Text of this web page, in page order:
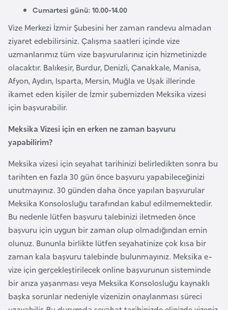
Cumartesi günü: 10.00-14.00
Vize Merkezi İzmir Şubesini her zaman randevu almadan
ziyaret edebilirsiniz. Çalışma saatleri içinde vize
uzmanlarımız tüm vize başvurularınız için hizmetinizde
olacaktır. Balıkesir, Burdur, Denizli, Çanakkale, Manisa,
Afyon, Aydın, Isparta, Mersin, Muğla ve Uşak illerinde
ikamet eden kişiler de İzmir şubemizden Meksika vizesi
için başvurabilir.
Meksika Vizesi için en erken ne zaman başvuru
yapabilirim?
Meksika vizesi için seyahat tarihinizi belirledikten sonra bu
tarihten en fazla 30 gün önce başvuru yapabileceğinizi
unutmayınız. 30 günden daha önce yapılan başvurular
Meksika Konsolosluğu tarafından kabul edilmemektedir.
Bu nedenle lütfen başvuru talebinizi iletmeden önce
başvuru için uygun bir zaman olup olmadığından emin
olunuz. Bununla birlikte lütfen seyahatinize çok kısa bir
zaman kala başvuru talebinde bulunmayınız. Meksika e-
vize için gerçekleştirilecek online başvurunun sisteminde
bir arıza yaşanması veya Meksika Konsolosluğu kaynaklı
başka sorunlar nedeniyle vizenizin onaylanması süreci
k
l
r
i
t
a
n
u
a